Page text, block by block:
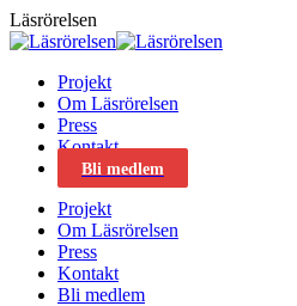
Skip
to
Läsrörelsen
Projekt
Om Läsrörelsen
Press
Kontakt
Bli medlem
Projekt
Om Läsrörelsen
Press
Kontakt
Bli medlem